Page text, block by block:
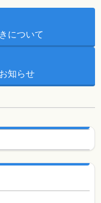
について
知らせ